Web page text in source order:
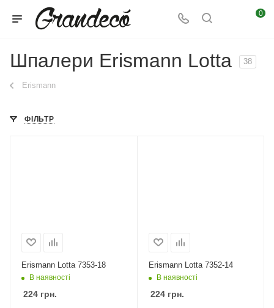
0
Шпалери Erismann Lotta 38
Erismann
ФІЛЬТР
Erismann Lotta 7353-18
В наявності
224 грн.
Erismann Lotta 7352-14
В наявності
224грн.